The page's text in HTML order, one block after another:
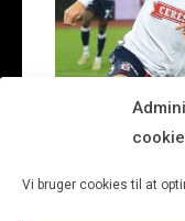
Vi bruger cookies til at